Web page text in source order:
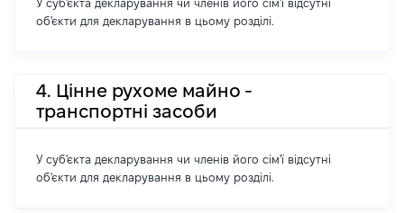
У суб'єкта декларування чи членів його сім'ї відсутні
об'єкти для декларування в цьому розділі.
4. Цінне рухоме майно -
транспортні засоби
У суб'єкта декларування чи членів його сім'ї відсутні
об'єкти для декларування в цьому розділі.